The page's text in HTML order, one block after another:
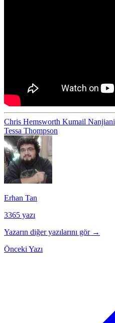
Chris Hemsworth Kumail Nanjiani
Tessa Thompson
Erhan Tan
3365 yazı
Yazarın diğer yazılarını gör →
Önceki Yazı